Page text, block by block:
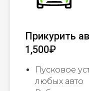
Прикурить
1,500₽
Пусковое
любых авто